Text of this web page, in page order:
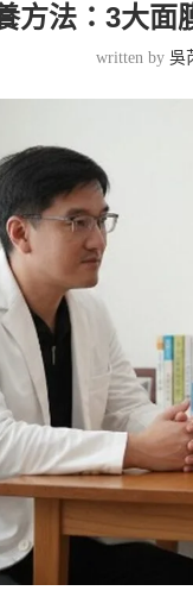
方法：3大面
written by吳